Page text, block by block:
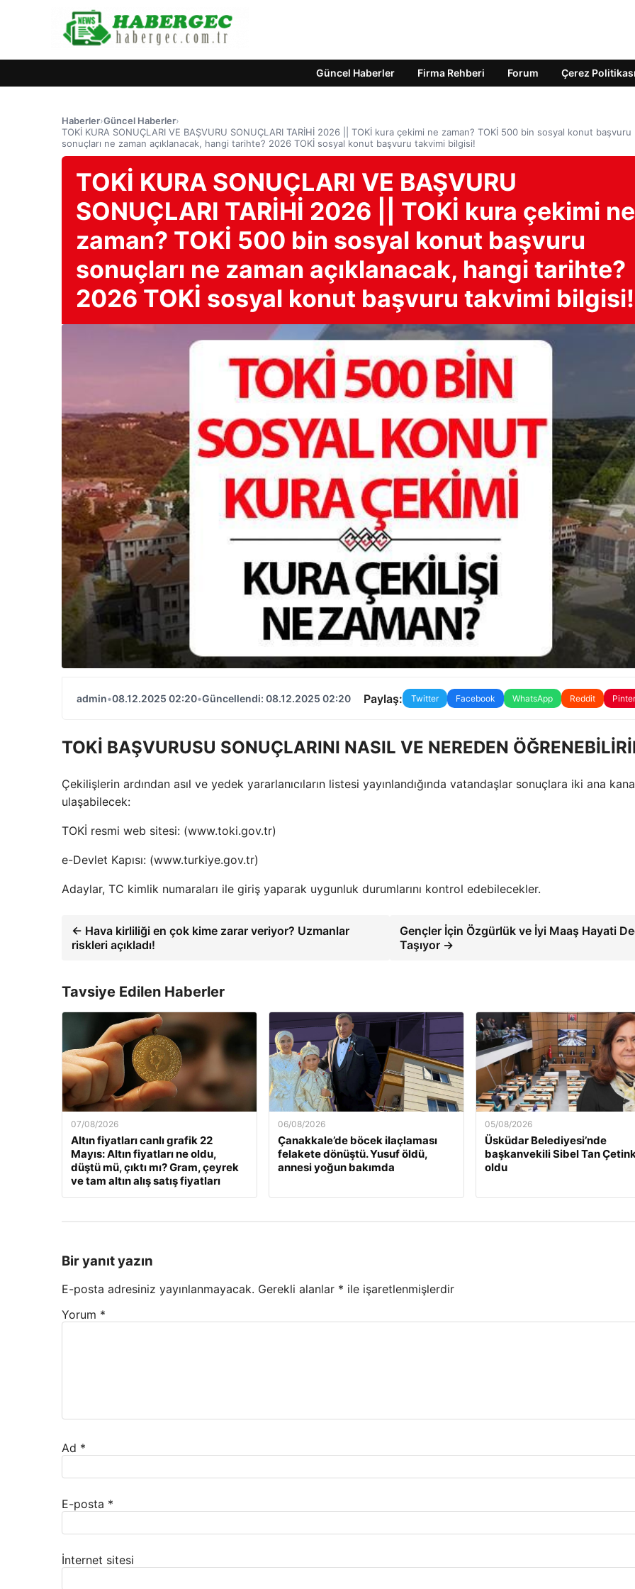
Güncel Haberler Firma Rehberi Forum Çerez Politikası
Haberler›Güncel Haberler›
TOKİ KURA SONUÇLARI VE BAŞVURU SONUÇLARI TARİHİ 2026 || TOKİ kura çekimi ne zaman? TOKİ 500 bin sosyal konut başvuru
sonuçları ne zaman açıklanacak, hangi tarihte? 2026 TOKİ sosyal konut başvuru takvimi bilgisi!
TOKİ KURA SONUÇLARI VE BAŞVURU
SONUÇLARI TARİHİ 2026 || TOKİ kura çekimi ne
zaman? TOKİ 500 bin sosyal konut başvuru
sonuçları ne zaman açıklanacak, hangi tarihte?
2026 TOKİ sosyal konut başvuru takvimi bilgisi!
admin•08.12.2025 02:20•Güncellendi: 08.12.2025 02:20 Paylaş: Twitter Facebook WhatsApp Reddit
TOKİ BAŞVURUSU SONUÇLARINI NASIL VE NEREDEN
Çekilişlerin ardından asıl ve yedek yararlanıcıların listesi yayınlandığında vatandaşlar sonuçlara iki ana
ulaşabilecek:
TOKİ resmi web sitesi: (www.toki.gov.tr)
e-Devlet Kapısı: (www.turkiye.gov.tr)
Adaylar, TC kimlik numaraları ile giriş yaparak uygunluk durumlarını kontrol edebilecekler.
← Hava kirliliği en çok kime zarar veriyor? Uzmanlar
riskleri açıkladı!
Gençler İçin Özgürlük ve İyi Maaş Hayati
Taşıyor →
Tavsiye Edilen Haberler
07/08/2026
Altın fiyatları canlı grafik 22
Mayıs: Altın fiyatları ne oldu,
düştü mü, çıktı mı? Gram, çeyrek
ve tam altın alış satış fiyatları
06/08/2026
Çanakkale’de böcek ilaçlaması
felakete dönüştü. Yusuf öldü,
annesi yoğun bakımda
05/08/2026
Üsküdar Belediyesi’nde
başkanvekili Sibel Tan
oldu
Bir yanıt yazın
E-posta adresiniz yayınlanmayacak. Gerekli alanlar * ile işaretlenmişlerdir
Yorum *
Ad *
E-posta *
İnternet sitesi